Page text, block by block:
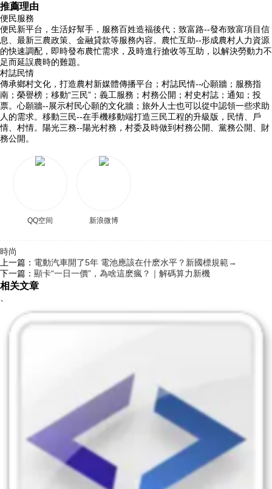
推薦理由
便民服務
便民新平台，生活好幫手，服務百姓造福後代；致富路--發布致富項目信
息、最新三農政策、金融貸款等服務內容。農忙互助--形成農村人力資源
的快速調配，即時發布農忙需求，及時進行搶收等互助，以解決勞動力不
足而延誤農時的難題。
村誌民情
傳承鄉村文化，打造農村新媒體傳播平台；村誌民情--心願牆；服務指
南；榮譽榜；移動“三民”；義工服務；村務公開；村史村誌；通知；投
票。心願牆--展示村民心願的文化牆；旅外人士也可以從中認領一些求助
人的需求。移動三民--在手機移動端打造三民工程的升級版，民情、戶
情、村情。陽光三務--陽光村務，村委及時做到村務公開、黨務公開、財
務公開。
QQ空间 新浪微博
時尚
上一篇： 電動汽車開了5年 電池應該在什麽水平？新國標規範→
下一篇： 顯卡“一日一價”，為啥這麽瘋？｜解碼算力新機
相关文章
、